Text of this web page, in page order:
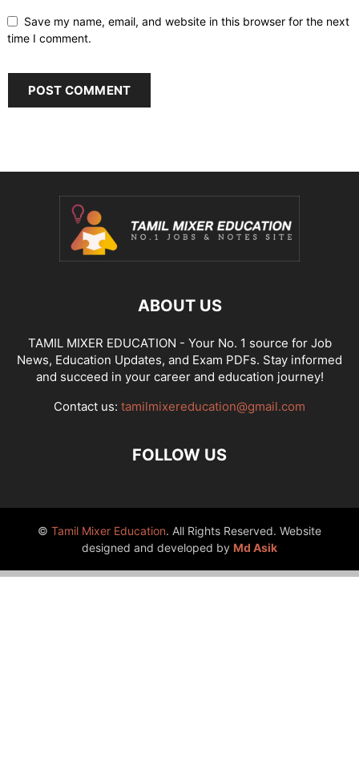
Save my name, email, and website in this browser for the next
time I comment.
ABOUT US
TAMIL MIXER EDUCATION - Your No. 1 source for Job
News, Education Updates, and Exam PDFs. Stay informed
and succeed in your career and education journey!
Contact us: tamilmixereducation@gmail.com
FOLLOW US
© Tamil Mixer Education. All Rights Reserved. Website
designed and developed by Md Asik